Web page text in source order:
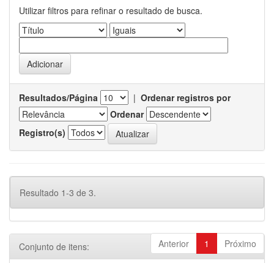
Utilizar filtros para refinar o resultado de busca.
Resultados/Página | Ordenar registros por
Ordenar
Registro(s)
Resultado 1-3 de 3.
Anterior 1 Próximo
Conjunto de itens: